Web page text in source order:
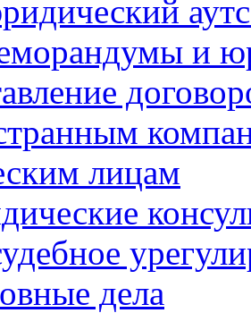
и
лицам
дела